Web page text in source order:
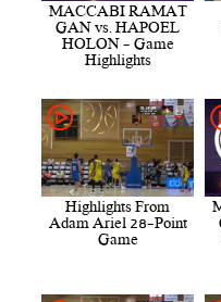
MACCABI RAMAT
GAN vs. HAPOEL
HOLON - Game
Highlights
Highlights From
Adam Ariel 28-Point
Game